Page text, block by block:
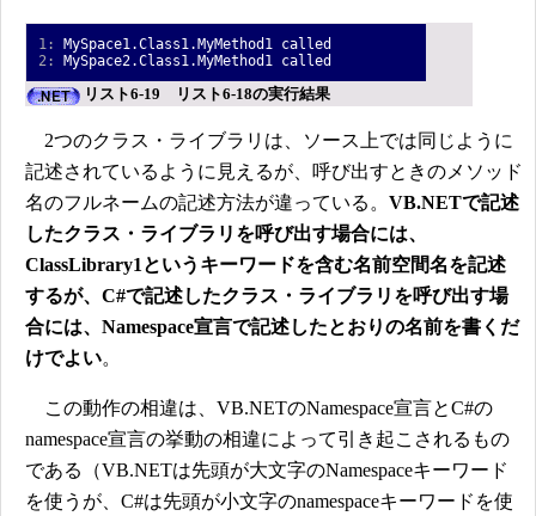
1: MySpace1.Class1.MyMethod1 called
2: MySpace2.Class1.MyMethod1 called
リスト6-19 リスト6-18の実行結果
2つのクラス・ライブラリは、ソース上では同じように
記述されているように見えるが、呼び出すときのメソッド
名のフルネームの記述方法が違っている。 VB.NETで記述
したクラス・ライブラリを呼び出す場合には、
ClassLibrary1というキーワードを含む名前空間名を記述
するが、C#で記述したクラス・ライブラリを呼び出す場
合には、Namespace宣言で記述したとおりの名前を書くだ
けでよい。
この動作の相違は、VB.NETのNamespace宣言とC#の
namespace宣言の挙動の相違によって引き起こされるもの
である（VB.NETは先頭が大文字のNamespaceキーワード
を使うが、C#は先頭が小文字のnamespaceキーワードを使